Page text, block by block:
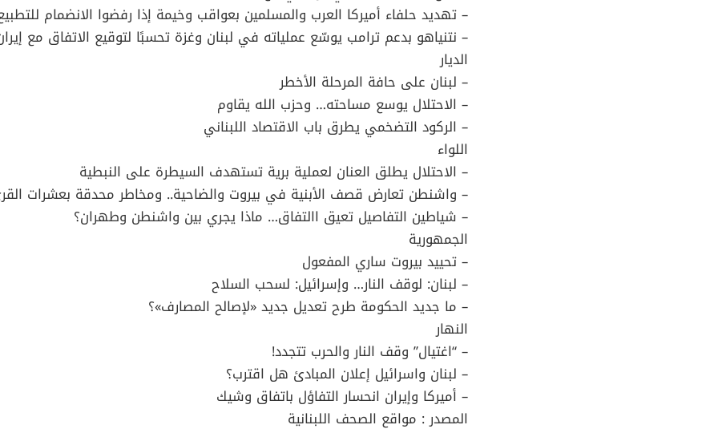
– تهديد حلفاء أميركا العرب والمسلمين بعواقب وخيمة إذا رفضوا الانضمام
– نتنياهو بدعم ترامب يوسّع عملياته في لبنان وغزة تحسبًا لتوقيع الاتفاق مع
الديار
– لبنان على حافة المرحلة الأخطر
– الاحتلال يوسع مساحته… وحزب الله يقاوم
– الركود التضخمي يطرق باب الاقتصاد اللبناني
اللواء
– الاحتلال يطلق العنان لعملية برية تستهدف السيطرة على النبطية
– واشنطن تعارض قصف الأبنية في بيروت والضاحية.. ومخاطر محدقة بعشرات
– شياطين التفاصيل تعيق االتفاق… ماذا يجري بين واشنطن وطهران؟
الجمهورية
– تحييد بيروت ساري المفعول
– لبنان: لوقف النار… وإسرائيل: لسحب السلاح
– ما جديد الحكومة طرح تعديل جديد «لإصالح المصارف»؟
النهار
– “اغتيال” وقف النار والحرب تتجدد!
– لبنان واسرائيل إعلان المبادئ هل اقترب؟
– أميركا وإيران انحسار التفاؤل باتفاق وشيك
المصدر : مواقع الصحف اللبنانية